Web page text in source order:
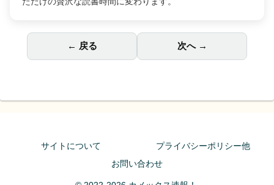
← 戻る 次へ →
サイトについて
プライバシーポリシー他
お問い合わせ